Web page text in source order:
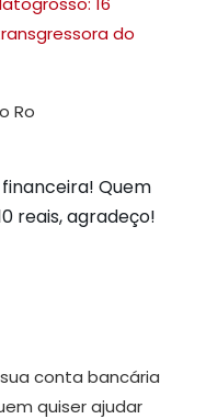
do
Quem
reais, agradeço!
conta bancária
quiser ajudar